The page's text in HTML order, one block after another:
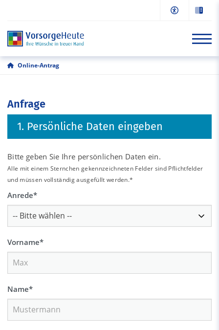
Online-Antrag
Anfrage
1. Persönliche Daten eingeben
Bitte geben Sie Ihre persönlichen Daten ein.
Alle mit einem Sternchen gekennzeichneten Felder sind Pflichtfelder
und müssen vollständig ausgefüllt werden.*
Anrede*
Vorname*
Name*
Informationen
Online-Antrag